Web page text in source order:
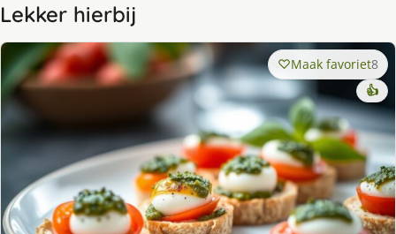
Lekker hierbij
Maak favoriet8
👍